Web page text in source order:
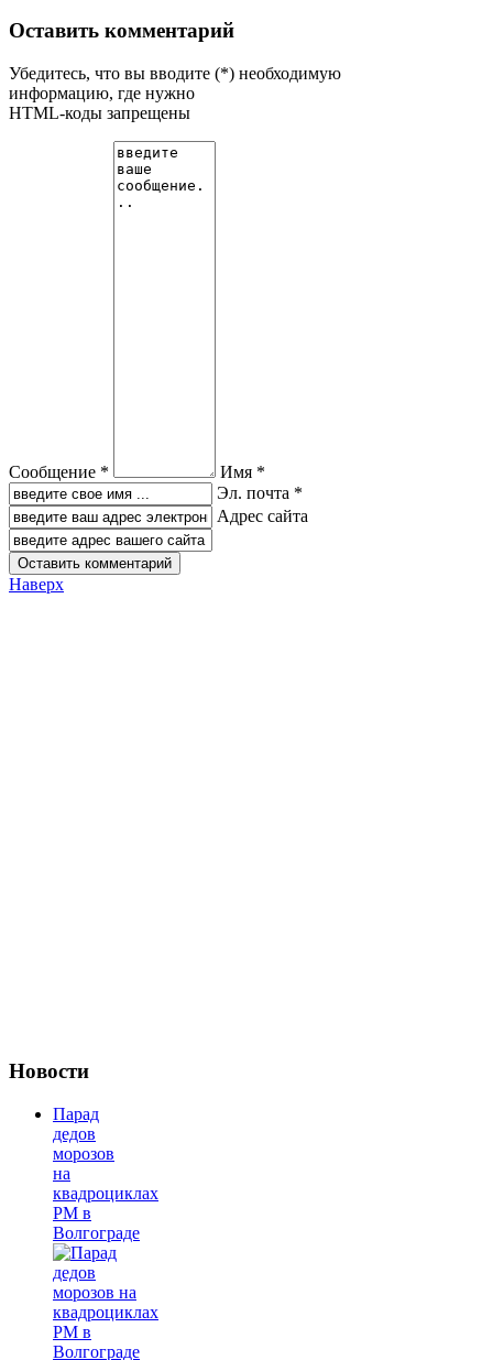
Оставить комментарий
Убедитесь, что вы вводите (*) необходимую
информацию, где нужно
HTML-коды запрещены
Сообщение *
Имя *
Эл. почта *
Адрес сайта
Наверх
Новости
Парад
дедов
морозов
на
квадроциклах
РМ в
Волгограде